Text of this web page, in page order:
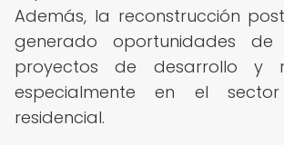
Además, la reconstrucción
generado oportunidades de
proyectos de desarrollo y
especialmente en el
residencial.